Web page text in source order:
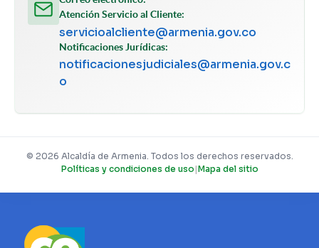
Atención Servicio al Cliente:
servicioalcliente@armenia.gov.co
Notificaciones Jurídicas:
notificacionesjudiciales@armenia.gov.c
o
© 2026 Alcaldía de Armenia. Todos los derechos reservados.
Políticas y condiciones de uso |Mapa del sitio